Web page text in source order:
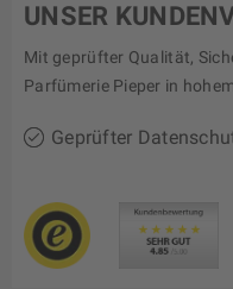
UNSER
Mit geprüfter Qualität,
Parfümerie Pieper in
Geprüfter